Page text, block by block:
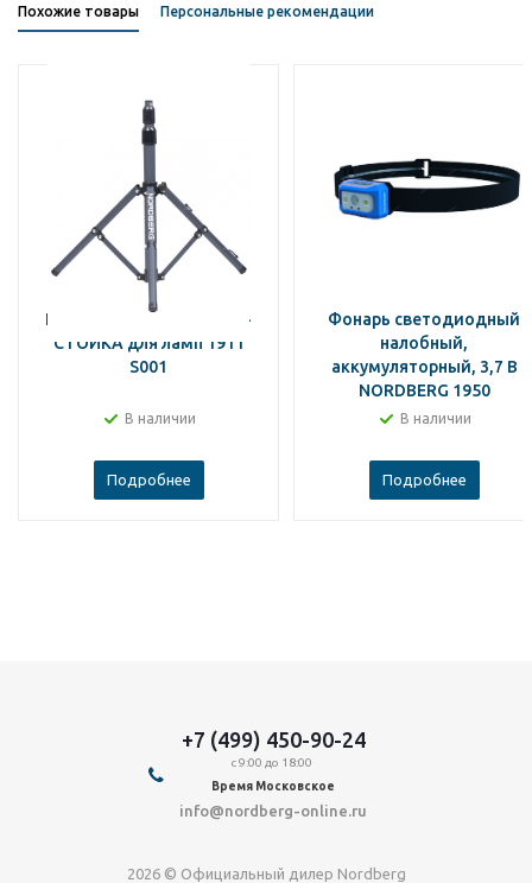
Похожие товары Персональные рекомендации
NORDBERG ДЕРЖАТЕЛЬ-
СТОЙКА для ламп 1911
S001
В наличии
Подробнее
Фонарь светодиодный
налобный,
аккумуляторный, 3,7 В
NORDBERG 1950
В наличии
Подробнее
+7 (499) 450-90-24
с 9:00 до 18:00
Время Московское
info@nordberg-online.ru
2026 © Официальный дилер Nordberg